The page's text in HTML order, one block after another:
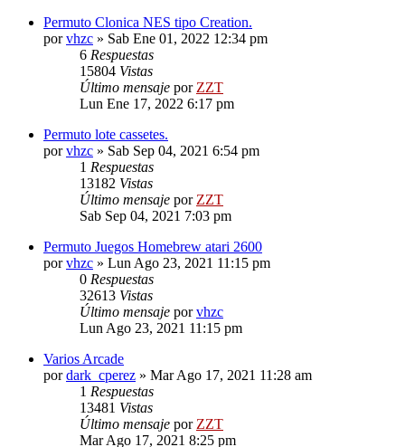
Permuto Clonica NES tipo Creation.
porvhzc » Sab Ene 01, 2022 12:34 pm
6 Respuestas
15804 Vistas
Último mensaje por ZZT
Lun Ene 17, 2022 6:17 pm
Permuto lote cassetes.
porvhzc » Sab Sep 04, 2021 6:54 pm
1 Respuestas
13182 Vistas
Último mensaje por ZZT
Sab Sep 04, 2021 7:03 pm
Permuto Juegos Homebrew atari 2600
porvhzc » Lun Ago 23, 2021 11:15 pm
0 Respuestas
32613 Vistas
Último mensaje porvhzc
Lun Ago 23, 2021 11:15 pm
Varios Arcade
pordark_cperez » Mar Ago 17, 2021 11:28 am
1 Respuestas
13481 Vistas
Último mensaje por ZZT
Mar Ago 17, 2021 8:25 pm